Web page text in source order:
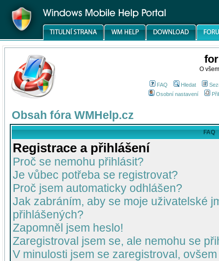
O
FAQ Hledat
Osobní nastavení
Obsah fóra WMHelp.cz
FAQ
Registrace a přihlášení
Proč se nemohu přihlásit?
Je vůbec potřeba se registrovat?
Proč jsem automaticky odhlášen?
Jak zabráním, aby se moje uživatelské
přihlášených?
Zapomněl jsem heslo!
Zaregistroval jsem se, ale nemohu se
V minulosti jsem se zaregistroval,